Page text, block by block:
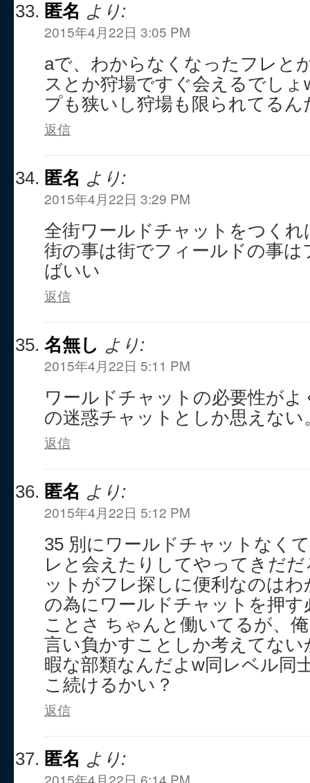
匿名 より:
2015年4月22日 3:05 PM
aで、わからなくなったフレと
スとか狩場ですぐ会えるでし
プも狭いし狩場も限られてるん
返信
匿名 より:
2015年4月22日 3:29 PM
全街ワールドチャットをつくれ
街の事は街でフィールドの事
ばいい
返信
名無し より:
2015年4月22日 5:11 PM
ワールドチャットの必要性が
の迷惑チャットとしか思えない
返信
匿名 より:
2015年4月22日 5:12 PM
35 別にワールドチャットなく
レと会えたりしてやってきだ
ットがフレ探しに便利なのは
の為にワールドチャットを押
ことさ ちゃんと働いてるが、
言い負かすことしか考えてな
暇な部類なんだよw同レベル同
こ続けるかい？
返信
匿名 より:
2015年4月22日 6:14 PM